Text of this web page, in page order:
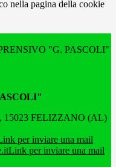
nella pagina della cookie
"G. PASCOLI"
15023 FELIZZANO (AL)
per inviare una mail
Link per inviare una mail